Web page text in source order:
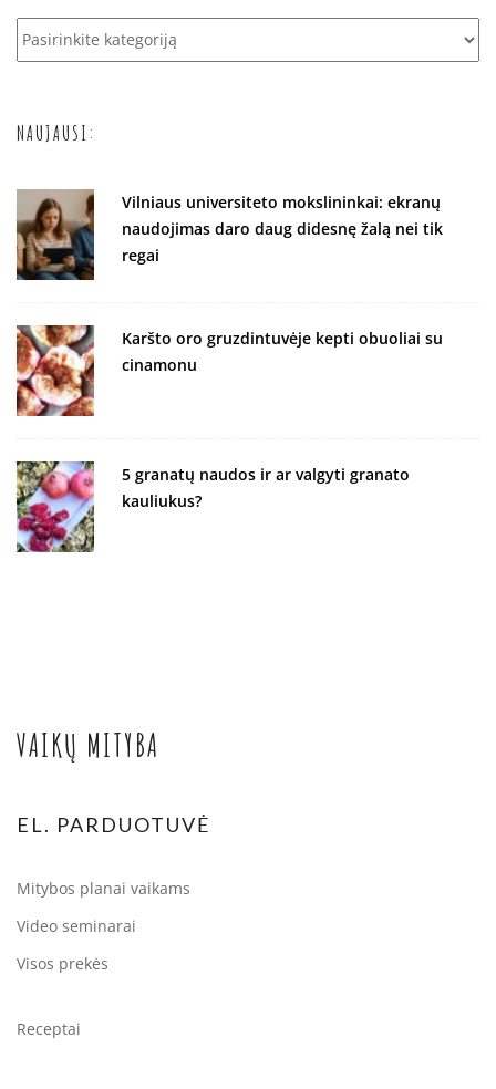
mityba
NAUJAUSI:
Vilniaus universiteto mokslininkai: ekranų
naudojimas daro daug didesnę žalą nei tik
regai
Karšto oro gruzdintuvėje kepti obuoliai su
cinamonu
5 granatų naudos ir ar valgyti granato
kauliukus?
VAIKŲ MITYBA
EL. PARDUOTUVĖ
Mitybos planai vaikams
Video seminarai
Visos prekės
Receptai